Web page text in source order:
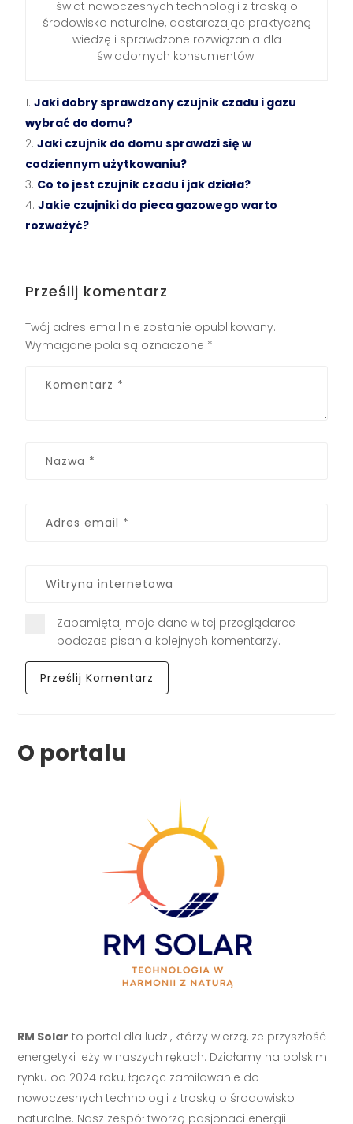
świat nowoczesnych technologii z troską o
środowisko naturalne, dostarczając praktyczną
wiedzę i sprawdzone rozwiązania dla
świadomych konsumentów.
Jaki dobry sprawdzony czujnik czadu i gazu
wybrać do domu?
Jaki czujnik do domu sprawdzi się w
codziennym użytkowaniu?
Co to jest czujnik czadu i jak działa?
Jakie czujniki do pieca gazowego warto
rozważyć?
Prześlij komentarz
Twój adres email nie zostanie opublikowany.
Wymagane pola są oznaczone *
Zapamiętaj moje dane w tej przeglądarce
podczas pisania kolejnych komentarzy.
O portalu
RM Solar to portal dla ludzi, którzy wierzą, że przyszłość
energetyki leży w naszych rękach. Działamy na polskim
rynku od 2024 roku, łącząc zamiłowanie do
nowoczesnych technologii z troską o środowisko
naturalne. Nasz zespół tworzą pasjonaci energii